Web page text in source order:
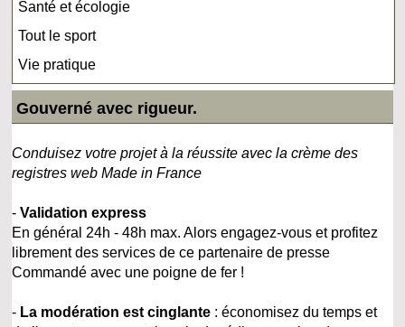
Santé et écologie
Tout le sport
Vie pratique
Gouverné avec rigueur.
Conduisez votre projet à la réussite avec la crème des
registres web Made in France
-Validation express
En général 24h - 48h max. Alors engagez-vous et profitez
librement des services de ce partenaire de presse
Commandé avec une poigne de fer !
- La modération est cinglante : économisez du temps et